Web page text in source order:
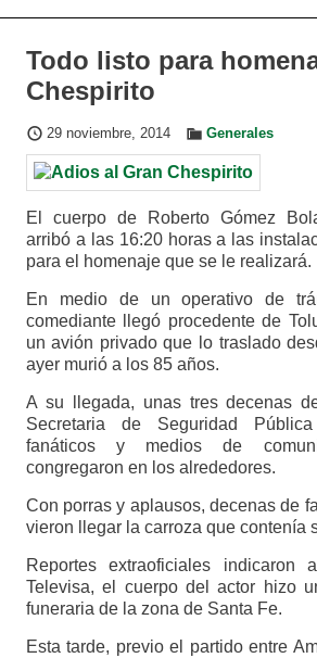
Todo listo para
Chespirito
29 noviembre, 2014 Generales
El cuerpo de Roberto Gómez
arribó a las 16:20 horas a las
para el homenaje que se le realizará.
En medio de un operativo de
comediante llegó procedente de
un avión privado que lo traslado
ayer murió a los 85 años.
A su llegada, unas tres decenas
Secretaria de Seguridad
fanáticos y medios de
congregaron en los alrededores.
Con porras y aplausos, decenas de
vieron llegar la carroza que contenía
Reportes extraoficiales indicaron
Televisa, el cuerpo del actor hizo
funeraria de la zona de Santa Fe.
Esta tarde, previo el partido entre